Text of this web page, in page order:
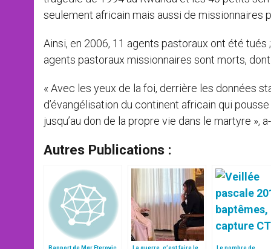
seulement africain mais aussi de missionnaires
Ainsi, en 2006, 11 agents pastoraux ont été
agents pastoraux missionnaires sont morts,
« Avec les yeux de la foi, derrière les données
d’évangélisation du continent africain qui
jusqu’au don de la propre vie dans le martyre »,
Autres Publications :
Rapport de Mgr Eterovic,
La guerre, c’est faire le
Le nombre de